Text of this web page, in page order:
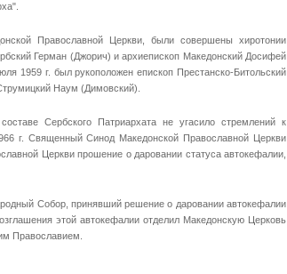
Православной Церкви, были совершены хиротонии
Герман (Джорич) и архиепископ Македонский Досифей
1959 г. был рукоположен епископ Престанско-Битольский
Наум (Димовский).
Сербского Патриархата не угасило стремлений к
г. Священный Синод Македонской Православной Церкви
Церкви прошение о даровании статуса автокефалии,
Собор, принявший решение о даровании автокефалии
этой автокефалии отделил Македонскую Церковь
Православием.